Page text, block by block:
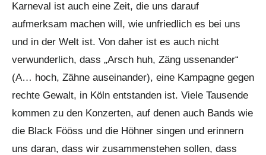
Karneval ist auch eine Zeit, die uns darauf
aufmerksam machen will, wie unfriedlich es bei uns
und in der Welt ist. Von daher ist es auch nicht
verwunderlich, dass „Arsch huh, Zäng ussenander“
(A… hoch, Zähne auseinander), eine Kampagne gegen
rechte Gewalt, in Köln entstanden ist. Viele Tausende
kommen zu den Konzerten, auf denen auch Bands wie
die Black Fööss und die Höhner singen und erinnern
uns daran, dass wir zusammenstehen sollen, dass